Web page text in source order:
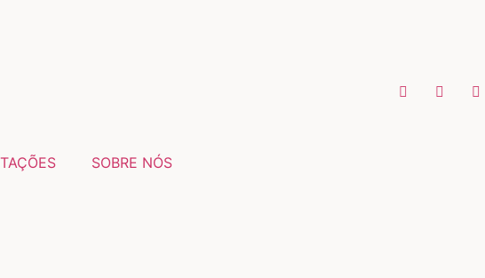
SOBRE NÓS